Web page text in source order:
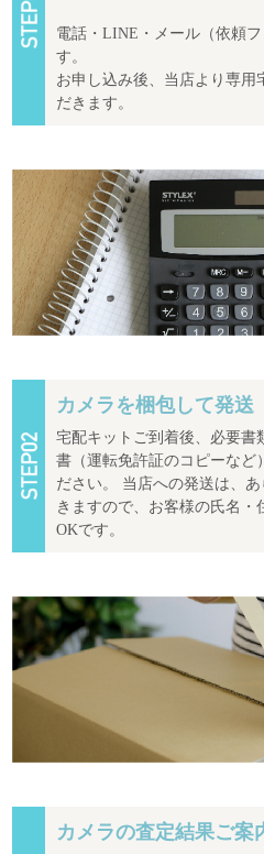
電話・LINE・メール（依頼
す。
お申し込み後、当店より専用
だきます。
カメラを梱包して発送
宅配キットご到着後、必要書
書（運転免許証のコピーなど
ださい。 当店への発送は、
きますので、お客様の氏名
OKです。
カメラの査定結果ご案